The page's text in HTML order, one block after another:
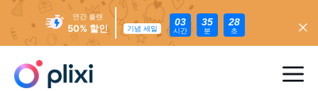
50% 할인
연간 플랜
기념 세일
03
시간
35
분
26
초
메